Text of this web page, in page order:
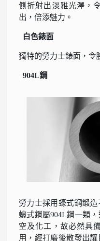
側折射出淡雅光澤，
出，倍添魅力。
白色錶面
獨特的勞力士錶面，令
904L鋼
勞力士採用蠔式鋼鍛
蠔式鋼屬904L鋼一類
空及化工，故必然具
用，經打磨後散發出耀